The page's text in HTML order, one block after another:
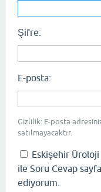
Şifre:
E-posta:
Gizlilik: E-posta
satılmayacaktır.
Eskişehir Üroloji
ile Soru Cevap
ediyorum.